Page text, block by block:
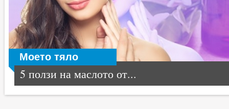
Моето тяло
5 ползи на маслото от...